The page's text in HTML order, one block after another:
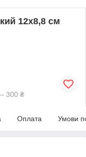
12х8,8 см
300 ₴
Оплата Умови